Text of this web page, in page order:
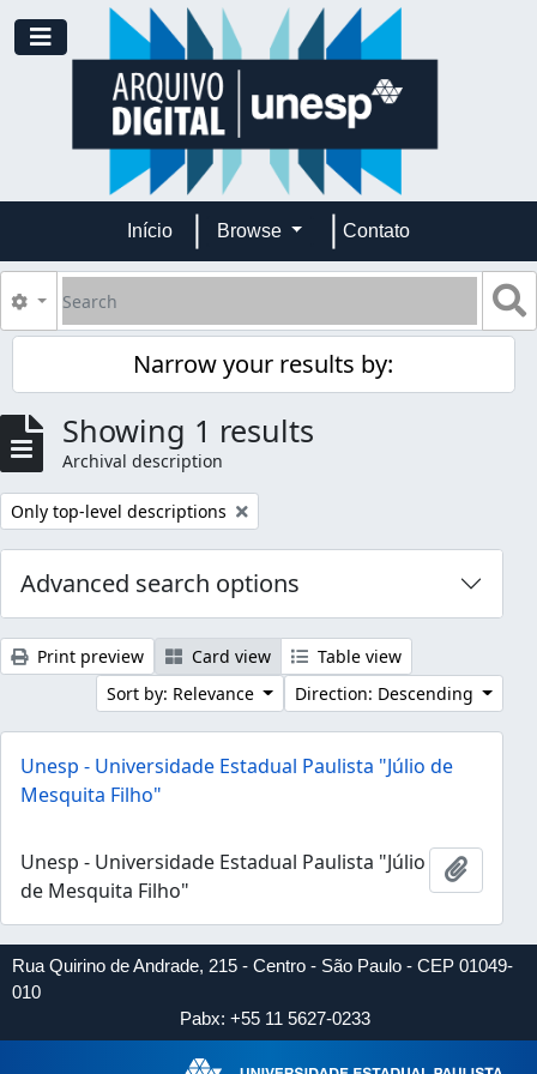
Skip to main content
Toggle navigation
Início Browse Contato
Search
Search options
Narrow your results by:
Showing 1 results
Archival description
Remove filter:
Only top-level descriptions
Advanced search options
Print preview Card view
Table view
Sort by: Relevance
Direction: Descending
Unesp - Universidade Estadual Paulista "Júlio de
Mesquita Filho"
Unesp - Universidade Estadual Paulista "Júlio
de Mesquita Filho"
Add to
Rua Quirino de Andrade, 215 - Centro - São Paulo - CEP 01049-
010
Pabx: +55 11 5627-0233